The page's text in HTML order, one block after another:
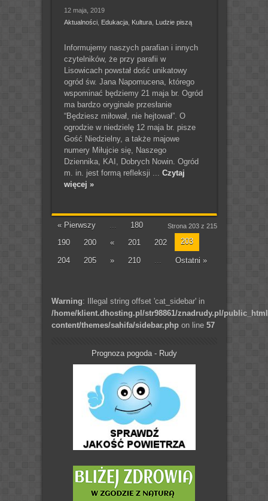
12 maja, 2019
Aktualności, Edukacja, Kultura, Ludzie piszą
Informujemy naszych parafian i innych
czytelników, że przy parafii w
Lisowicach powstał dość unikatowy
ogród św. Jana Napomucena, którego
wspominać będziemy 21 maja br. Ogród
ma bardzo oryginale przesłanie
“Będziesz miłował, nie hejtował”. O
ogrodzie w niedzielę 12 maja br. pisze
Gość Niedzielny, a także majowe
numery Miłujcie się, Naszego
Dziennika, KAI, Dobrych Nowin. Ogród
m. in. jest formą refleksji ... Czytaj
więcej »
Strona 203 z 215
« Pierwszy ...
180
190
200 « 201 202 203
204 205 » 210 ... Ostatni »
Warning: Illegal string offset 'cat_sidebar' in
/home/klient.dhosting.pl/str98861/znadrudy.pl/
content/themes/sahifa/sidebar.phpon line 57
Prognoza pogoda - Rudy